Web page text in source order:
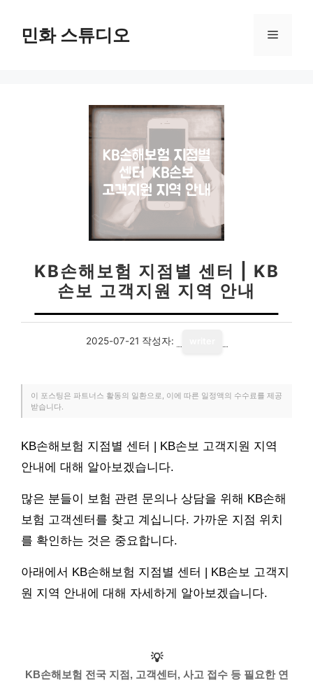
민화 스튜디오 메
KB손해보험 지점별 센터 | KB
손보 고객지원 지역 안내
2025-07-21 작성자:
이 포스팅은 파트너스 활동의 일환으로, 이에 따른 일정액의 수수료를 제공
받습니다.
KB손해보험 지점별 센터 | KB손보 고객지원 지역
안내에 대해 알아보겠습니다.
많은 분들이 보험 관련 문의나 상담을 위해 KB손해
보험 고객센터를 찾고 계십니다. 가까운 지점 위치
를 확인하는 것은 중요합니다.
아래에서 KB손해보험 지점별 센터 | KB손보 고객지
원 지역 안내에 대해 자세하게 알아보겠습니다.
💡
KB손해보험 전국 지점, 고객센터, 사고 접수 등 필요한 연